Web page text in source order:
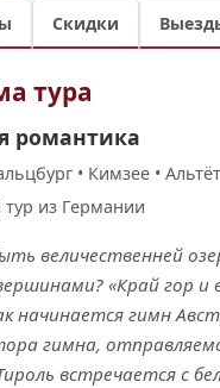
Скидки
тура
романтика
• Кимзее •
из Германии
величественней
«Край гор и
начинается гимн
гимна,
встречается с